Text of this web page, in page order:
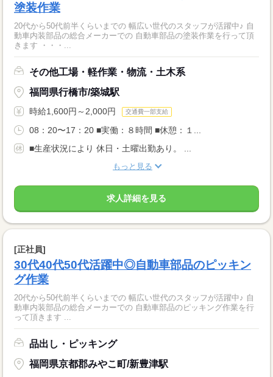
塗装作業
20代から50代前半くらいまでの 幅広い世代のスタッフが活躍中♪ 自
動車内装部品の総合メーカーでの 自動車部品の塗装作業を行って頂
きます ・・・...
その他工場・軽作業・物流・土木系
福岡県行橋市/築城駅
時給1,600円～2,000円 交通費一部支給
08：20〜17：20 ■実働：８時間 ■休憩：１...
■生産状況により 休日・土曜出勤あり。 ...
もっと見る
求人詳細を見る
[正社員]
30代40代50代活躍中◎自動車部品のピッキン
グ作業
20代から50代前半くらいまでの 幅広い世代のスタッフが活躍中♪ 自
動車内装部品の総合メーカーでの 自動車部品のピッキング作業を行
品出し・ピッキング
福岡県京都郡みやこ町/新豊津駅